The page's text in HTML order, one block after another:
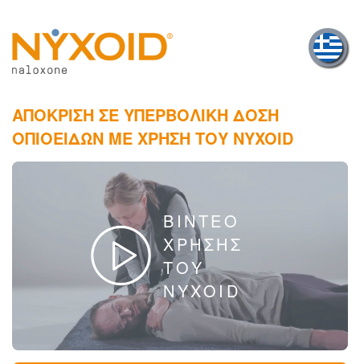
main
content
ΑΠΟΚΡΙΣΗ ΣΕ ΥΠΕΡΒΟΛΙΚΗ ΔΟΣΗ
ΟΠΙΟΕΙΔΩΝ ΜΕ ΧΡΗΣΗ ΤΟΥ NYXOID
ΒΙΝΤΕΟ
ΧΡΗΣΗΣ
ΤΟΥ
NYXOID